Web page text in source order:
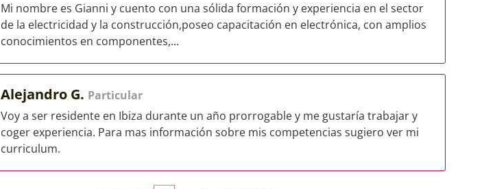
Mi nombre es Gianni y cuento con una sólida formación y experiencia en el sector
de la electricidad y la construcción,poseo capacitación en electrónica, con amplios
conocimientos en componentes,...
Alejandro G. Particular
Voy a ser residente en Ibiza durante un año prorrogable y me gustaría trabajar y
coger experiencia. Para mas información sobre mis competencias sugiero ver mi
curriculum.